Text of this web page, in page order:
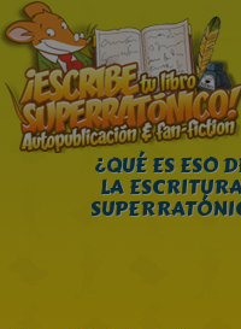
¿QUÉ ES ESO
LA